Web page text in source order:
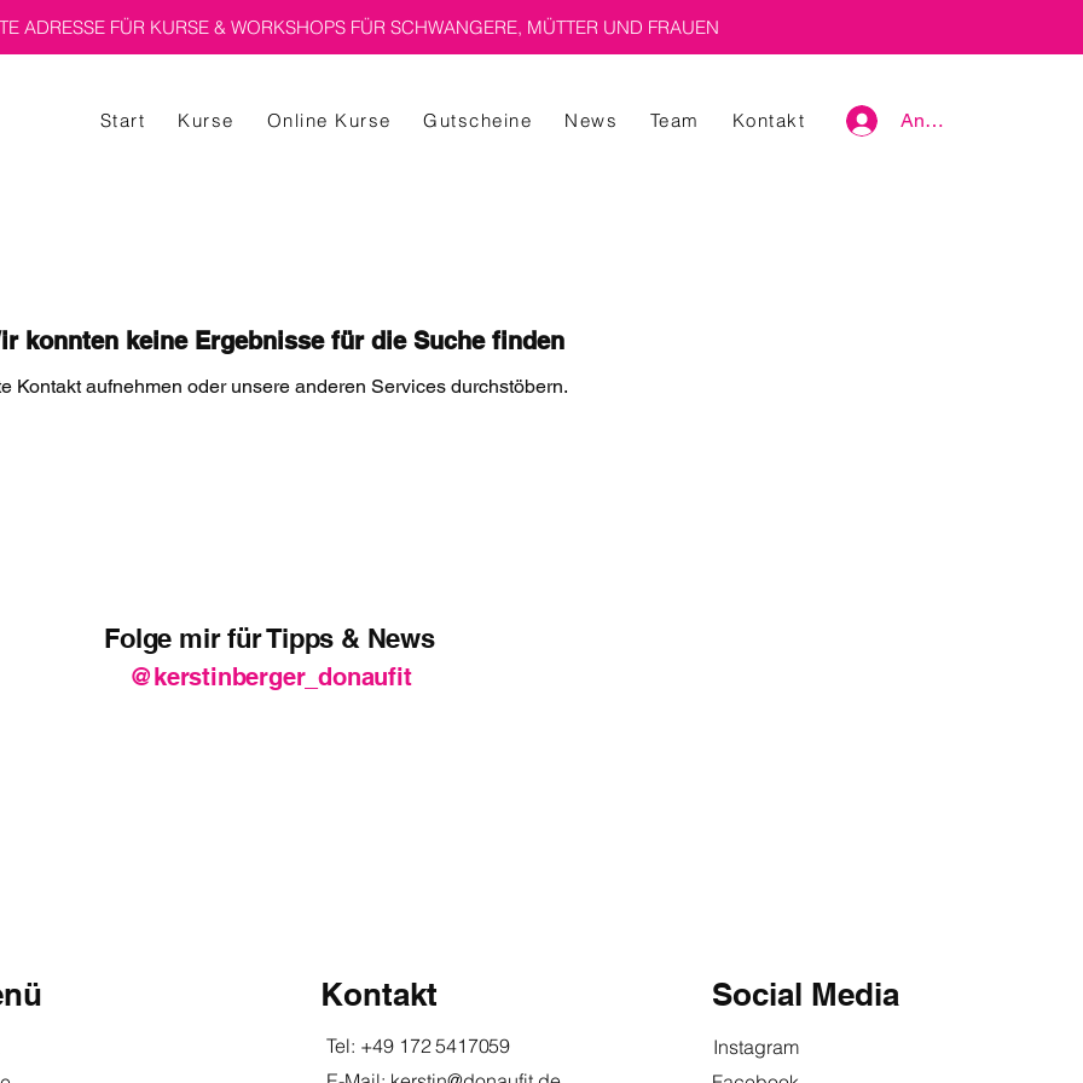
ADRESSE FÜR KURSE & WORKSHOPS FÜR SCHWANGERE, MÜTTER UND FRAUEN
Start Kurse Online Kurse Gutscheine News Team Kontakt Anmelden
konnten keine Ergebnisse für die Suche finden
Kontakt aufnehmen oder unsere anderen Services durchstöbern.
Folge mir für Tipps & News
@kerstinberger_donaufit
Kontakt
Tel: +49 172 5417059
Social Media
Instagram